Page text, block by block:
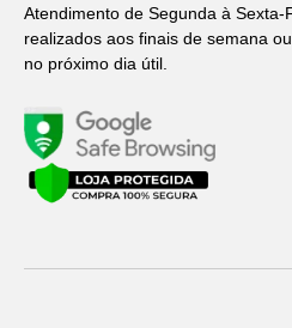
Atendimento de Segunda à
realizados aos finais de semana
no próximo dia útil.